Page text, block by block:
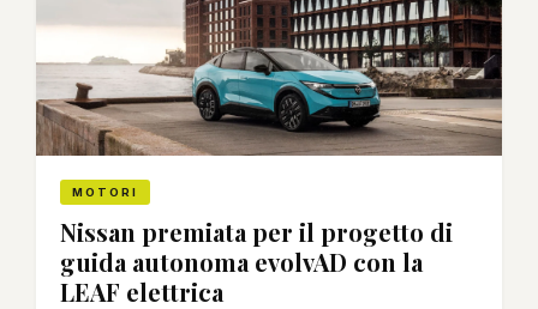
MOTORI
Nissan premiata per il progetto di
guida autonoma evolvAD con la
LEAF elettrica